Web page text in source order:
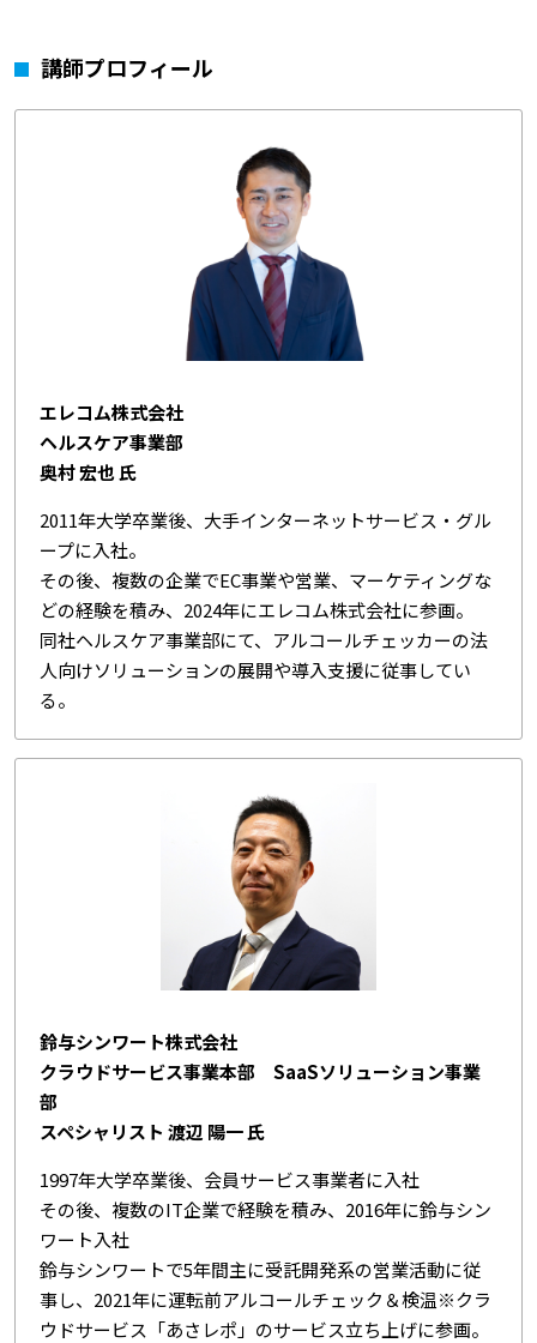
講師プロフィール
エレコム株式会社
ヘルスケア事業部
奥村 宏也 氏
2011年大学卒業後、大手インターネットサービス・グル
ープに入社。
その後、複数の企業でEC事業や営業、マーケティングな
どの経験を積み、2024年にエレコム株式会社に参画。
同社ヘルスケア事業部にて、アルコールチェッカーの法
人向けソリューションの展開や導入支援に従事してい
る。
鈴与シンワート株式会社
クラウドサービス事業本部 SaaSソリューション事業
部
スペシャリスト 渡辺 陽一 氏
1997年大学卒業後、会員サービス事業者に入社
その後、複数のIT企業で経験を積み、2016年に鈴与シン
ワート入社
鈴与シンワートで5年間主に受託開発系の営業活動に従
事し、2021年に運転前アルコールチェック＆検温※クラ
ウドサービス「あさレポ」のサービス立ち上げに参画。